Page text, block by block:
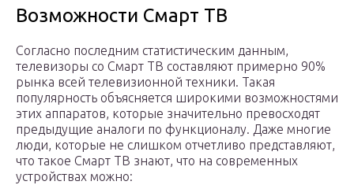
Возможности Смарт ТВ
Согласно последним статистическим данным,
телевизоры со Смарт ТВ составляют примерно 90%
рынка всей телевизионной техники. Такая
популярность объясняется широкими возможностями
этих аппаратов, которые значительно превосходят
предыдущие аналоги по функционалу. Даже многие
люди, которые не слишком отчетливо представляют,
что такое Смарт ТВ знают, что на современных
устройствах можно: